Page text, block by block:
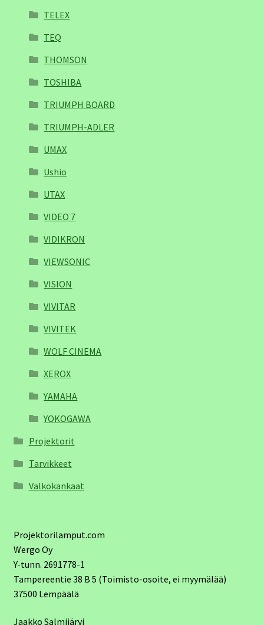
TELEX
TEQ
THOMSON
TOSHIBA
TRIUMPH BOARD
TRIUMPH-ADLER
UMAX
Ushio
UTAX
VIDEO 7
VIDIKRON
VIEWSONIC
VISION
VIVITAR
VIVITEK
WOLF CINEMA
XEROX
YAMAHA
YOKOGAWA
Projektorit
Tarvikkeet
Valkokankaat
Projektorilamput.com
Wergo Oy
Y-tunn. 2691778-1
Tampereentie 38 B 5 (Toimisto-osoite, ei myymälää)
37500 Lempäälä
Jaakko Salmijärvi